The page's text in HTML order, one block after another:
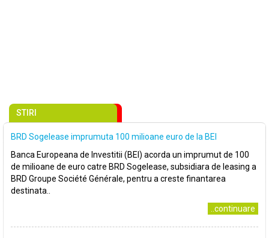
STIRI
BRD Sogelease imprumuta 100 milioane euro de la BEI
Banca Europeana de Investitii (BEI) acorda un imprumut de 100
de milioane de euro catre BRD Sogelease, subsidiara de leasing a
BRD Groupe Société Générale, pentru a creste finantarea
destinata..
..continuare